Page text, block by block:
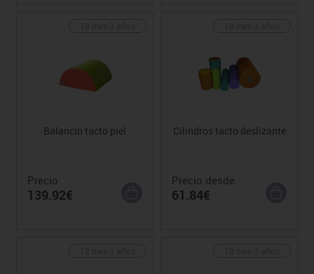
Balancín tacto piel
Precio
139.92€
Cilindros tacto deslizante
Precio desde
61.84€